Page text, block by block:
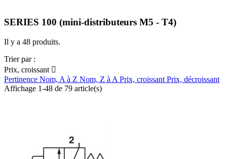
SERIES 100 (mini-distributeurs M5 - T4)
Il y a 48 produits.
Trier par :
Prix, croissant 
Pertinence Nom, A à Z Nom, Z à A Prix, croissant Prix, décroissant
Affichage 1-48 de 79 article(s)